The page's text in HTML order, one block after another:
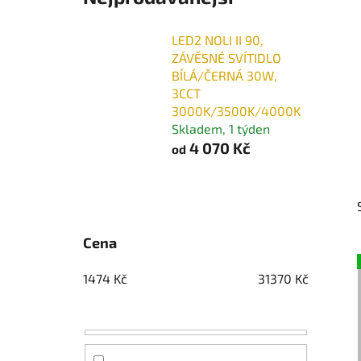
LED2 NOLI II 90,
ZÁVĚSNÉ SVÍTIDLO
BÍLÁ/ČERNÁ 30W,
3CCT
3000K/3500K/4000K
Skladem, 1 týden
od 4 070 Kč
Cena
1474 Kč 31370 Kč